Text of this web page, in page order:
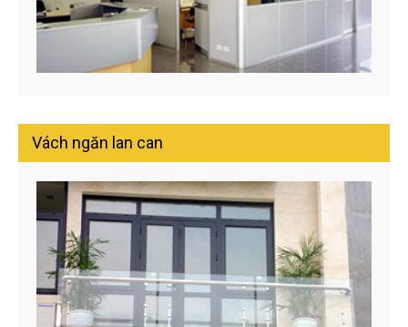
Vách ngăn lan can